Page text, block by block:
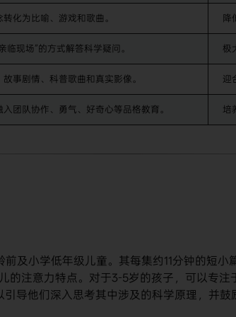
化为比喻、游戏和歌曲。 降
临现场”的方式解答科学疑问。 极
事剧情、科普歌曲和真实影像。 迎
团队协作、勇气、好奇心等品格教育。 培
前及小学低年级儿童。其每集约11分钟的短
的注意力特点。对于3-5岁的孩子，可以专注
导他们深入思考其中涉及的科学原理，并鼓